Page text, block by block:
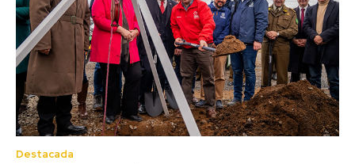
Destacada